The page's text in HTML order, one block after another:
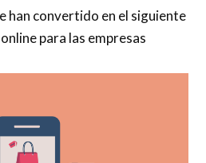
han convertido en el siguiente
para las empresas